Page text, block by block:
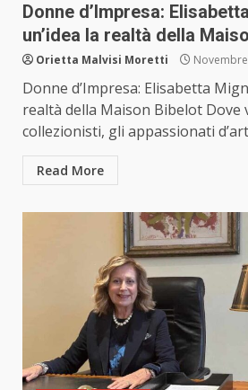
Donne d’Impresa:
un’idea la realtà della
Orietta Malvisi Moretti
Donne d’Impresa: Elisabetta
realtà della Maison Bibelot Dove
collezionisti, gli appassionati
Read More